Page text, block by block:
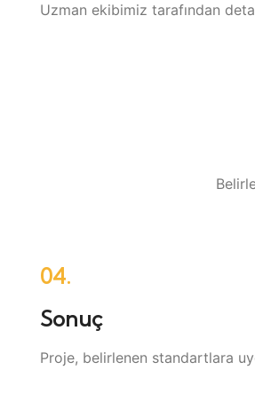
Uzman ekibimiz tarafından
04.
Sonuç
Proje, belirlenen standartlara